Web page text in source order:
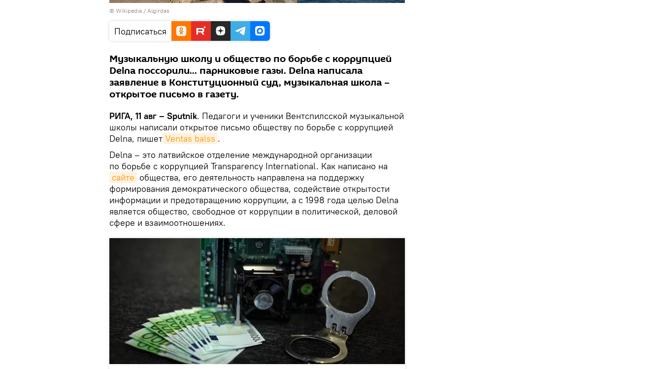
© Wikipedia / Algirdas
Подписаться
Музыкальную школу и общество по борьбе с коррупцией
Delna поссорили... парниковые газы. Delna написала
заявление в Конституционный суд, музыкальная школа –
открытое письмо в газету.
РИГА, 11 авг – Sputnik. Педагоги и ученики Вентспилсской музыкальной
школы написали открытое письмо обществу по борьбе с коррупцией
Delna, пишет Ventas balss .
Delna – это латвийское отделение международной организации
по борьбе с коррупцией Transparency International. Как написано на
сайте общества, его деятельность направлена на поддержку
формирования демократического общества, содействие открытости
информации и предотвращению коррупции, а с 1998 года целью Delna
является общество, свободное от коррупции в политической, деловой
сфере и взаимоотношениях.